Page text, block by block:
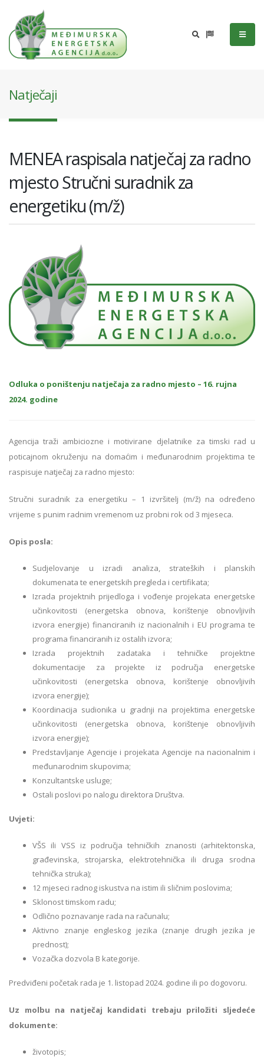
Natječaji
MENEA raspisala natječaj za radno
mjesto Stručni suradnik za
energetiku (m/ž)
Odluka o poništenju natječaja za radno mjesto – 16. rujna
2024. godine
Agencija traži ambiciozne i motivirane djelatnike za timski rad u
poticajnom okruženju na domaćim i međunarodnim projektima te
raspisuje natječaj za radno mjesto:
Stručni suradnik za energetiku – 1 izvršitelj (m/ž) na određeno
vrijeme s punim radnim vremenom uz probni rok od 3 mjeseca.
Opis posla:
Sudjelovanje u izradi analiza, strateških i planskih
dokumenata te energetskih pregleda i certifikata;
Izrada projektnih prijedloga i vođenje projekata energetske
učinkovitosti (energetska obnova, korištenje obnovljivih
izvora energije) financiranih iz nacionalnih i EU programa te
programa financiranih iz ostalih izvora;
Izrada projektnih zadataka i tehničke projektne
dokumentacije za projekte iz područja energetske
učinkovitosti (energetska obnova, korištenje obnovljivih
izvora energije);
Koordinacija sudionika u gradnji na projektima energetske
učinkovitosti (energetska obnova, korištenje obnovljivih
izvora energije);
Predstavljanje Agencije i projekata Agencije na nacionalnim i
međunarodnim skupovima;
Konzultantske usluge;
Ostali poslovi po nalogu direktora Društva.
Uvjeti:
VŠS ili VSS iz područja tehničkih znanosti (arhitektonska,
građevinska, strojarska, elektrotehnička ili druga srodna
tehnička struka);
12 mjeseci radnog iskustva na istim ili sličnim poslovima;
Sklonost timskom radu;
Odlično poznavanje rada na računalu;
Aktivno znanje engleskog jezika (znanje drugih jezika je
prednost);
Vozačka dozvola B kategorije.
Predviđeni početak rada je 1. listopad 2024. godine ili po dogovoru.
Uz molbu na natječaj kandidati trebaju priložiti sljedeće
dokumente:
životopis;